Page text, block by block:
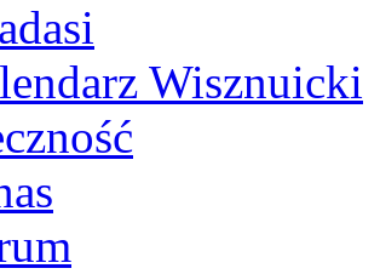
Wisznuicki